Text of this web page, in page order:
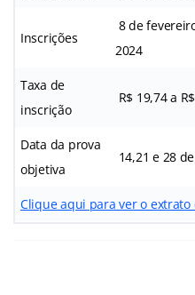
Inscrições
8 de
2024
Taxa de
inscrição
R$ 19,74 a
Data da prova
objetiva
14,21 e 28
Clique aqui para ver o extrato